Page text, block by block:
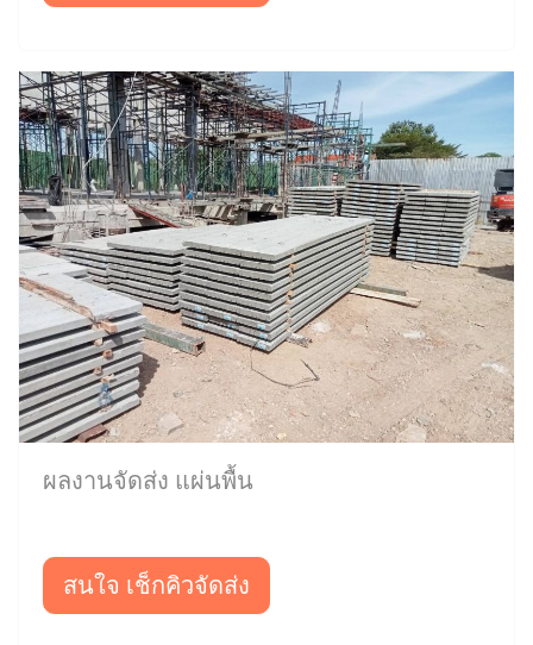
ผลงานจัดส่ง แผ่นพื้น
สนใจ เช็กคิวจัดส่ง